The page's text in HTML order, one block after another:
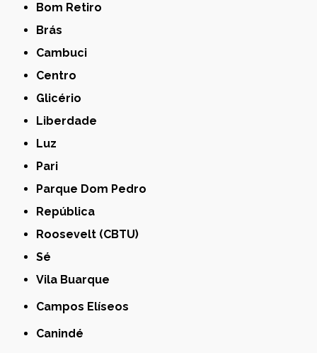
Bom Retiro
Brás
Cambuci
Centro
Glicério
Liberdade
Luz
Pari
Parque Dom Pedro
República
Roosevelt (CBTU)
Sé
Vila Buarque
Campos Elíseos
Canindé